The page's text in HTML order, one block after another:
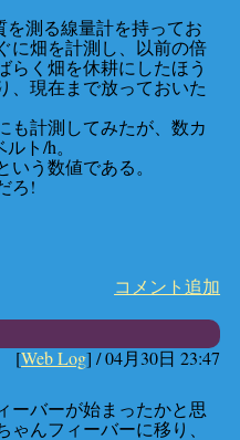
測る線量計を持ってお
に畑を計測し、以前の倍
らく畑を休耕にしたほう
、現在まで放っておいた
も計測してみたが、数カ
ト/h。
う数値である。
ろ!
コメント追加
[Web Log] /04月30日 23:47
ーバーが始まったかと思
んフィーバーに移り、